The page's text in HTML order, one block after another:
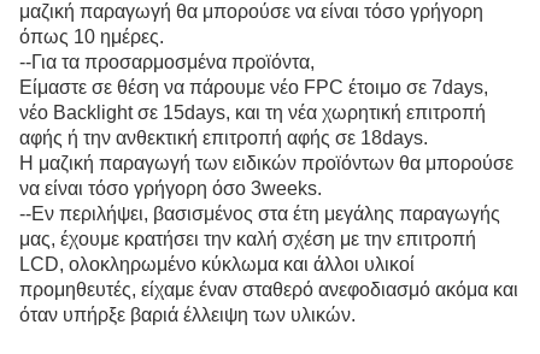
μαζική παραγωγή θα μπορούσε να είναι τόσο γρήγορη
όπως 10 ημέρες.
--Για τα προσαρμοσμένα προϊόντα,
Είμαστε σε θέση να πάρουμε νέο FPC έτοιμο σε 7days,
νέο Backlight σε 15days, και τη νέα χωρητική επιτροπή
αφής ή την ανθεκτική επιτροπή αφής σε 18days.
Η μαζική παραγωγή των ειδικών προϊόντων θα μπορούσε
να είναι τόσο γρήγορη όσο 3weeks.
--Εν περιλήψει, βασισμένος στα έτη μεγάλης παραγωγής
μας, έχουμε κρατήσει την καλή σχέση με την επιτροπή
LCD, ολοκληρωμένο κύκλωμα και άλλοι υλικοί
προμηθευτές, είχαμε έναν σταθερό ανεφοδιασμό ακόμα και
όταν υπήρξε βαριά έλλειψη των υλικών.